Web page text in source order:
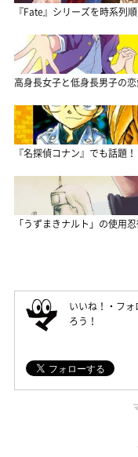
『Fate』シリーズを時系列
高身長女子と低身長男子の
『名探偵コナン』でも話題
「うずまきナルト」の使用
いいね！・フ
ろう！